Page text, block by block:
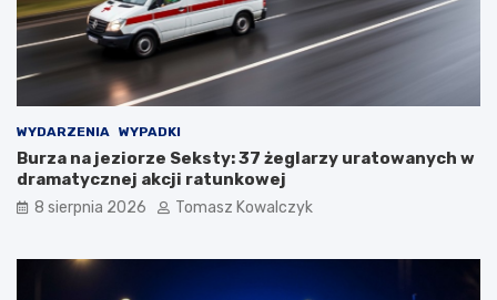
WYDARZENIA WYPADKI
Burza na jeziorze Seksty: 37 żeglarzy uratowanych w
dramatycznej akcji ratunkowej
8 sierpnia 2026 Tomasz Kowalczyk